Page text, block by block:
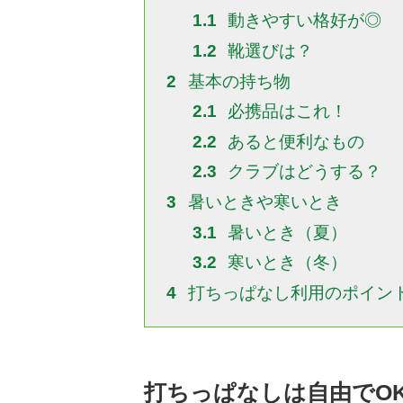
1.1
動きやすい格好が◎
1.2
靴選びは？
2
基本の持ち物
2.1
必携品はこれ！
2.2
あると便利なもの
2.3
クラブはどうする？
3
暑いときや寒いとき
3.1
暑いとき（夏）
3.2
寒いとき（冬）
4
打ちっぱなし利用のポイン
打ちっぱなしは自由で